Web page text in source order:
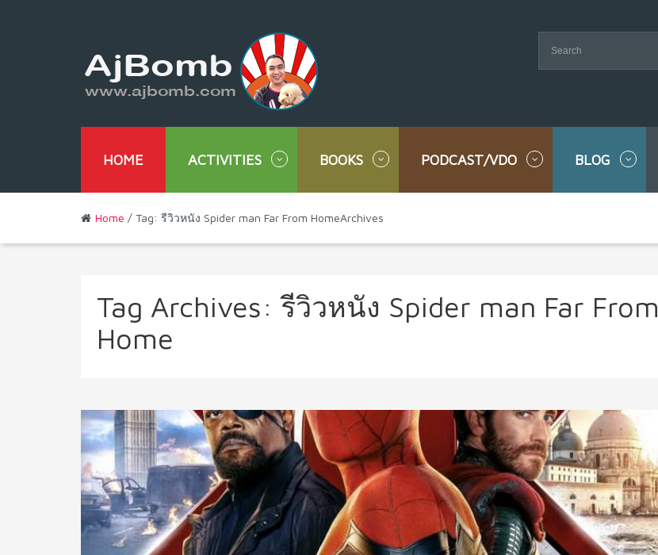
HOME ACTIVITIES BOOKS PODCAST/VDO BLOG
Home / Tag: รีวิวหนัง Spider man Far From HomeArchives
Tag Archives:รีวิวหนัง Spider man Far From
Home